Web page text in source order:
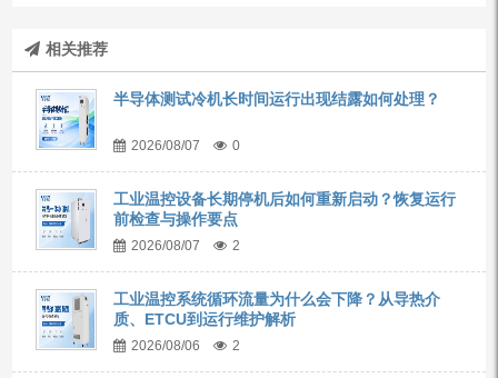
相关推荐
半导体测试冷机长时间运行出现结露如何处理？
2026/08/07 0
工业温控设备长期停机后如何重新启动？恢复运行
前检查与操作要点
2026/08/07 2
工业温控系统循环流量为什么会下降？从导热介
质、ETCU到运行维护解析
2026/08/06 2